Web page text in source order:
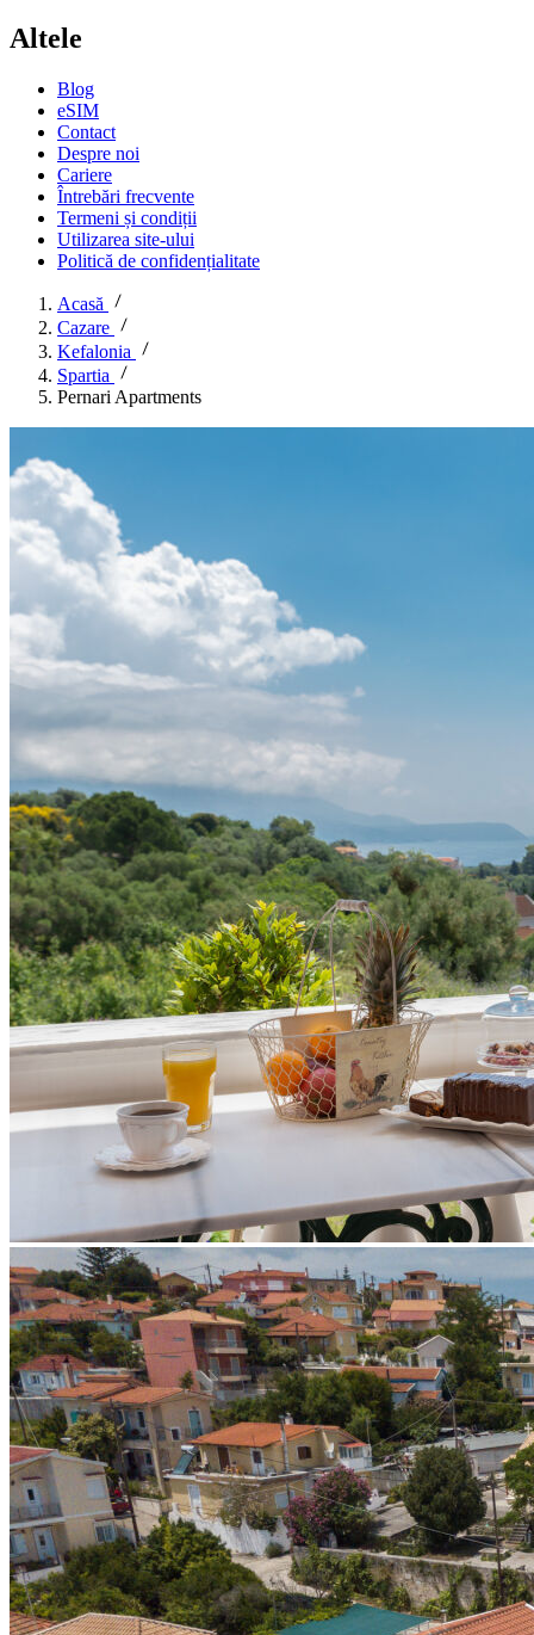
Altele
Blog
eSIM
Contact
Despre noi
Cariere
Întrebări frecvente
Termeni și condiții
Utilizarea site-ului
Politică de confidențialitate
Acasă
Cazare
Kefalonia
Spartia
Pernari Apartments